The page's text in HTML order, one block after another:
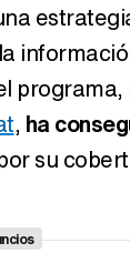
, ha
su